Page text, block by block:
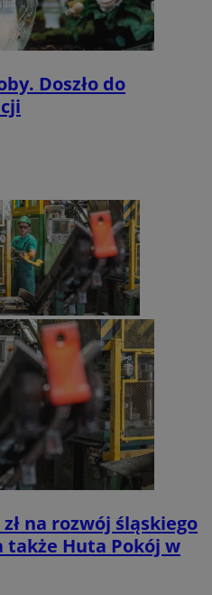
Doszło do
na rozwój śląskiego
Huta Pokój w